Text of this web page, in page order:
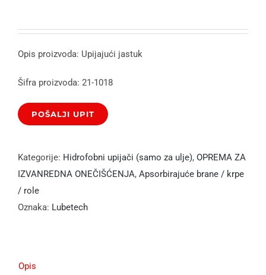
Opis proizvoda: Upijajući jastuk
Šifra proizvoda: 21-1018
Kategorije: Hidrofobni upijači (samo za ulje), OPREMA ZA
IZVANREDNA ONEČIŠĆENJA, Apsorbirajuće brane / krpe
/ role
Oznaka: Lubetech
Opis